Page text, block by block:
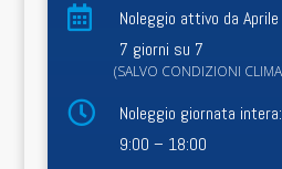

Noleggio attivo da
7 giorni su 7
(SALVO CONDIZIONI

Noleggio giornata intera:
9:00 – 18:00